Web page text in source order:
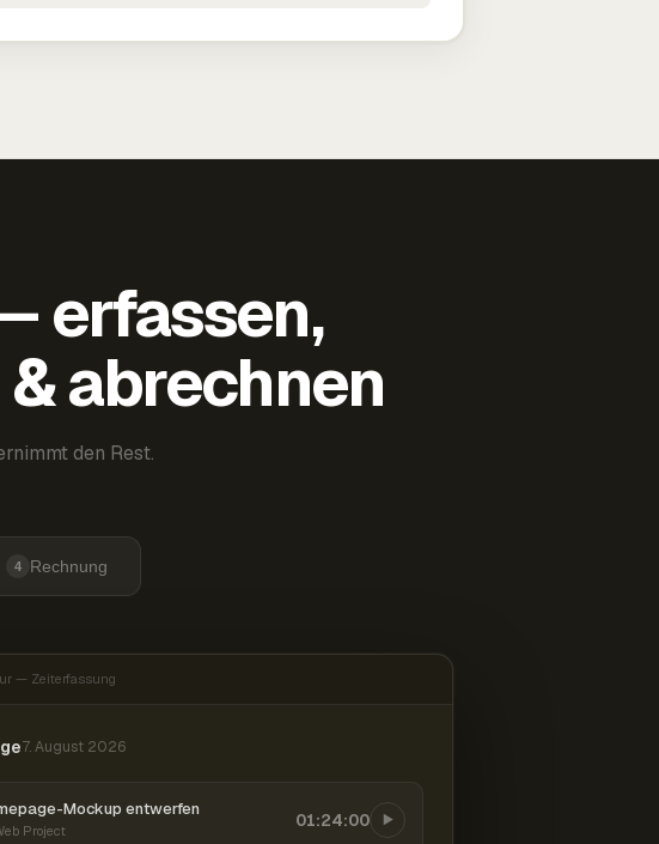
erfassen,
abrechnen
den Rest.
4 Rechnung
— Zeiterfassung
7. August 2026
Mockup entwerfen
Project
01:24:00